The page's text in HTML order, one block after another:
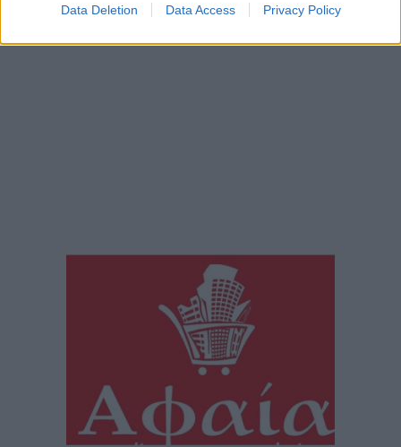
Data Deletion Data Access Privacy Policy